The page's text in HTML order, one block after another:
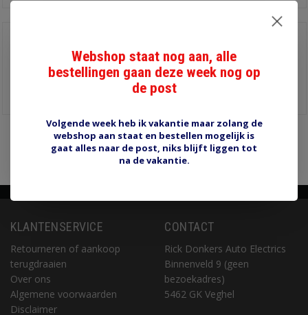
60/55W P45T
KLANTENSERVICE
Retourneren of aankoop
terugdraaien
Over ons
Algemene voorwaarden
Disclaimer
CONTACT
Rick Donkers Auto Electrics
Binnenveld 9 (geen
bezoekadres)
5462 GK Veghel
Webshop staat nog aan, alle
bestellingen gaan deze week nog op
de post
Volgende week heb ik vakantie maar zolang de
webshop aan staat en bestellen mogelijk is
gaat alles naar de post, niks blijft liggen tot
na de vakantie.